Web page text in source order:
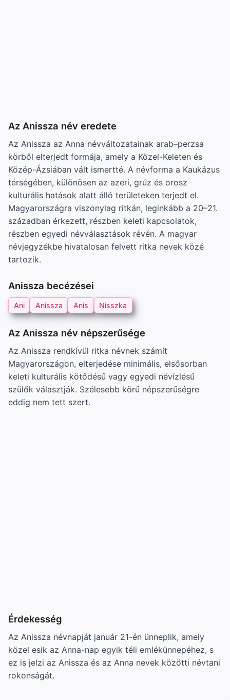
Az Anissza név eredete
Az Anissza az Anna névváltozatainak arab–perzsa
körből elterjedt formája, amely a Közel-Keleten és
Közép-Ázsiában vált ismertté. A névforma a Kaukázus
térségében, különösen az azeri, grúz és orosz
kulturális hatások alatt álló területeken terjedt el.
Magyarországra viszonylag ritkán, leginkább a 20–21.
században érkezett, részben keleti kapcsolatok,
részben egyedi névválasztások révén. A magyar
névjegyzékbe hivatalosan felvett ritka nevek közé
tartozik.
Anissza becézései
Ani Anissza Anis Nisszka
Az Anissza név népszerűsége
Az Anissza rendkívül ritka névnek számít
Magyarországon, elterjedése minimális, elsősorban
keleti kulturális kötődésű vagy egyedi névízlésű
szülők választják. Szélesebb körű népszerűségre
eddig nem tett szert.
Érdekesség
Az Anissza névnapját január 21-én ünneplik, amely
közel esik az Anna-nap egyik téli emlékünnepéhez, s
ez is jelzi az Anissza és az Anna nevek közötti névtani
rokonságát.